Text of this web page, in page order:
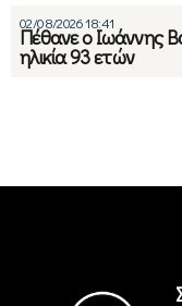
02/08/2026 18:41
Πέθανε ο Ιωάννης
ηλικία 93 ετών